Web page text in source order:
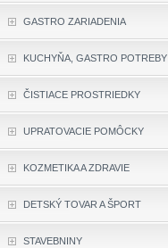
GASTRO ZARIADENIA
KUCHYŇA, GASTRO POTREBY
ČISTIACE PROSTRIEDKY
UPRATOVACIE POMÔCKY
KOZMETIKA A ZDRAVIE
DETSKÝ TOVAR A ŠPORT
STAVEBNINY